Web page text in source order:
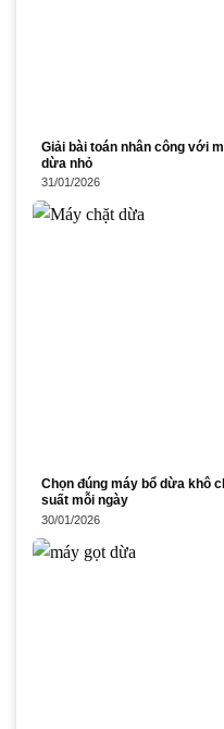
Giải bài toán nhân công với
dừa nhỏ
31/01/2026
Chọn đúng máy bổ dừa khô
suất mỗi ngày
30/01/2026